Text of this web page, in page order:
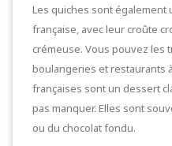
Les quiches sont également
française, avec leur croûte
crémeuse. Vous pouvez les
boulangeries et restaurants
françaises sont un dessert
pas manquer. Elles sont
ou du chocolat fondu.